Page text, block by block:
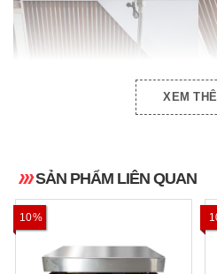
XEM
SẢN PHẨM LIÊN QUAN
10%